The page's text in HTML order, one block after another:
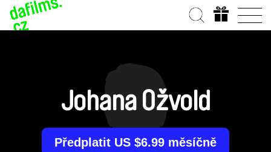
Johana Ožvold
Předplatit US $6.99 měsíčně